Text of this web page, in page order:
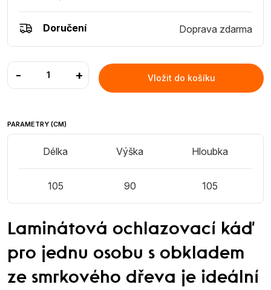
Doručení Doprava zdarma
- + Vložit do košíku
PARAMETRY (CM)
Délka
105
Výška
90
Hloubka
105
Laminátová ochlazovací káď
pro jednu osobu s obkladem
ze smrkového dřeva je ideální